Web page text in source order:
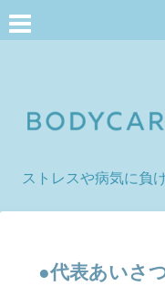
ストレスや病気に負
●代表あいさ